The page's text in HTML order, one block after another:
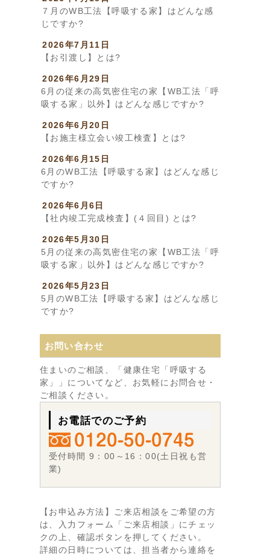
７月のWB工法【呼吸する家】はどんな感
じですか?
2026年7月11日
【お引渡し】とは?
2026年6月29日
6月の従来の高気密住宅の家【WB工法「呼
吸する家」以外】はどんな感じですか?
2026年6月20日
【お施主様立会い竣工検査】とは?
2026年6月15日
6月のWB工法【呼吸する家】はどんな感じ
ですか?
2026年6月6日
【社内竣工完成検査】(４回目) とは?
2026年5月30日
5月の従来の高気密住宅の家【WB工法「呼
吸する家」以外】はどんな感じですか?
2026年5月23日
5月のWB工法【呼吸する家】はどんな感じ
ですか?
お問い合わせ
住まいのご相談、「健康住宅「呼吸する
家」」についてなど、お気軽にお問合せ・
ご相談ください。
お電話でのご予約
受付時間 9：00～16：00(土日祝も営
業)
【お申込み方法】ご来店相談をご希望の方
は、入力フォーム「ご来店相談」にチェッ
クの上、確認ボタンを押してください。
詳細の日時については、担当者から連絡を